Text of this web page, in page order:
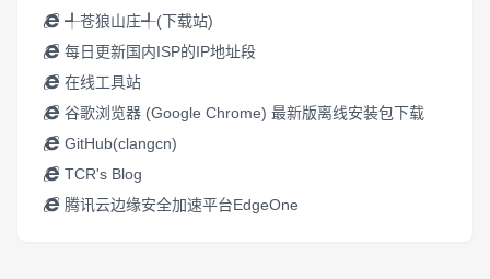
╃苍狼山庄╃(下载站)
每日更新国内ISP的IP地址段
在线工具站
谷歌浏览器 (Google Chrome) 最新版离线安装包下载
GitHub(clangcn)
TCR's Blog
腾讯云边缘安全加速平台EdgeOne